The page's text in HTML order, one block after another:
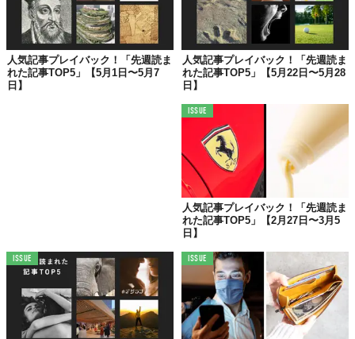
©Makuake
オンラインでのビデオ通話が急増し、以前より近い距離で顔を見
せることになった時代。ピロっとはみ出す
鼻毛の処理
を怠ってい
ると恥ずかしい思いをすることも……。
となるドイツ製の
Pro」が、応援購入サービス「Makuake」に登場！
電池・充電いらず の手動式で、静かに確実に、リモート時代のエ
チケットをサポートしてくれます。
人気記事プレイバック！「先週読ま
れた記事TOP5」【5月1日〜5月7
日】
人気記事プレイバック！「先週読ま
れた記事TOP5」【5月22日〜5月28
日】
ISSUE
人気記事プレイバック！「先週読ま
れた記事TOP5」【2月27日〜3月5
日】
ISSUE ISSUE